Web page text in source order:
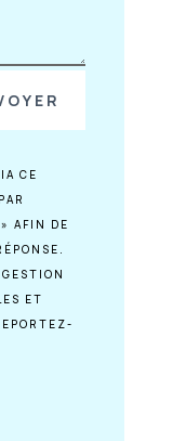
CE
AFIN DE
ET